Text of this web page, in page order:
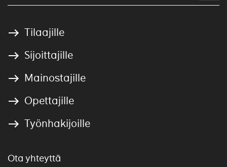
Tilaajille
Sijoittajille
Mainostajille
Opettajille
Työnhakijoille
Ota yhteyttä